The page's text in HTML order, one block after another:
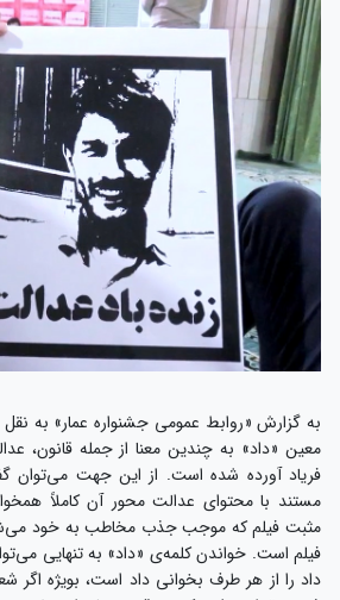
به گزارش «روابط عمومی جشنواره عمار» به نقل
معین «داد» به چندین معنا از جمله قانون،
فریاد آورده شده است. از این جهت می‌توان
مستند با محتوای عدالت محور آن کاملاً
مثبت فیلم که موجب جذب مخاطب به خود
فیلم است. خواندن کلمه‌ی «داد» به تنهایی
داد را از هر طرف بخوانی داد است، بوی‍ژه اگر